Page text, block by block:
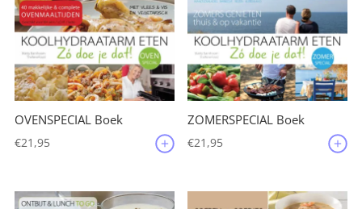
OVENSPECIAL Boek
€21,95
ZOMERSPECIAL Boek
€21,95